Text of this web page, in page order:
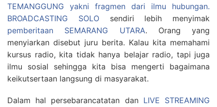
TEMANGGUNG yakni fragmen dari ilmu hubungan.
BROADCASTING SOLOsendiri lebih menyimak
pemberitaan SEMARANG UTARA. Orang yang
menyiarkan disebut juru berita. Kalau kita memahami
kursus radio, kita tidak hanya belajar radio, tapi juga
ilmu sosial sehingga kita bisa mengerti bagaimana
keikutsertaan langsung di masyarakat.
Dalam hal persebarancatatan dan LIVE STREAMING